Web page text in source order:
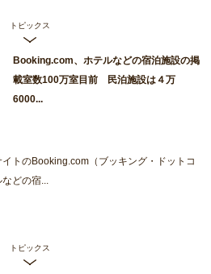
トピックス
Booking.com、ホテルなどの宿泊施設の掲
載室数100万室目前 民泊施設は４万
6000...
トのBooking.com（ブッキング・ドットコ
どの宿...
トピックス